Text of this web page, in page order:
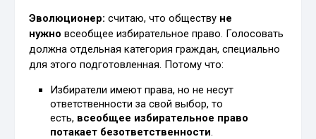
Эволюционер: считаю, что обществу не
нужно всеобщее избирательное право. Голосовать
должна отдельная категория граждан, специально
для этого подготовленная. Потому что:
Избиратели имеют права, но не несут
ответственности за свой выбор, то
есть, всеобщее избирательное право
потакает безответственности.